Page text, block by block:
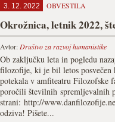
3. 12. 2022 OBVESTILA
Okrožnica, letnik 2022,
Avtor: Društvo za razvoj humanistike
Ob zaključku leta in pogledu
filozofije, ki je bil letos
potekala v amfiteatru Filozofske
poročili številnih spremljevalnih
strani: http://
odziva! Pišete...